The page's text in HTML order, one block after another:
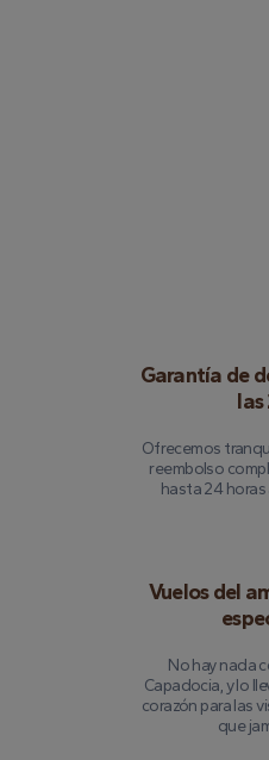
Garantía de
las
Ofrecemos
reembolso
hasta 24
Vuelos del
No hay nada
Capadocia, y lo
corazón para las
que